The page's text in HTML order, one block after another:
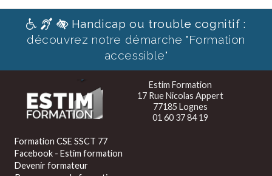
Handicap ou trouble cognitif :
découvrez notre démarche "Formation
accessible"
Estim Formation
17 Rue Nicolas Appert
77185 Lognes
01 60 37 84 19
Formation CSE SSCT 77
Facebook - Estim formation
Devenir formateur